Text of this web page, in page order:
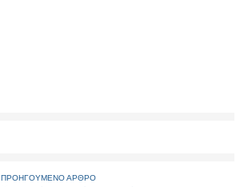
ΠΡΟΗΓΟΥΜΕΝΟ ΑΡΘΡΟ